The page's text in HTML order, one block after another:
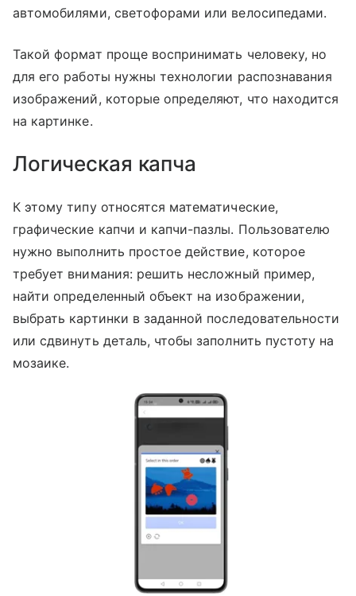
автомобилями, светофорами или велосипедами.
Такой формат проще воспринимать человеку, но
для его работы нужны технологии распознавания
изображений, которые определяют, что находится
на картинке.
Логическая капча
К этому типу относятся математические,
графические капчи и капчи-пазлы. Пользователю
нужно выполнить простое действие, которое
требует внимания: решить несложный пример,
найти определенный объект на изображении,
выбрать картинки в заданной последовательности
или сдвинуть деталь, чтобы заполнить пустоту на
мозаике.